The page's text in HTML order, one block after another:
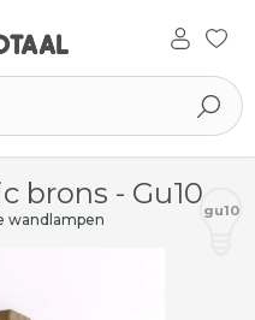
brons - Gu10
wandlampen gu10